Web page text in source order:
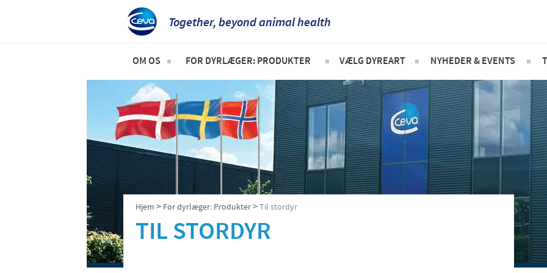
Together, beyond animal health
Corporate Website
Africa
Argentina
Asia
Australia
Germany
Greece
Hungary
Indonesia
OM OS
Socialt ansvar
Ceva Nordic
FOR DYRLÆGER: PRODUKTER
Til kæledyr
Til stordyr
VÆLG DYREART
Kæledyr
Gris
Kvæg
Fjerkræ
NYHEDER & EVENTS
Nyheder
Hjem > For dyrlæger: Produkter>Til stordyr
TIL STORDYR